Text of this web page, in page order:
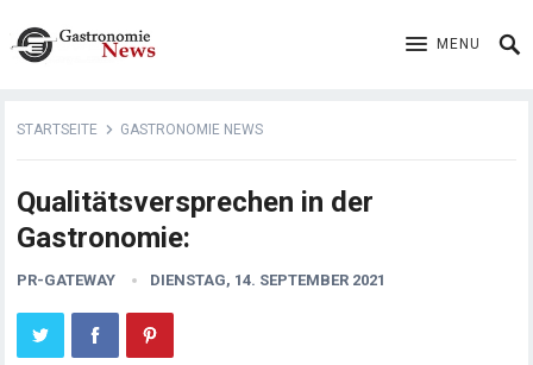
MENU
STARTSEITE GASTRONOMIE NEWS
Qualitätsversprechen in der
Gastronomie:
PR-GATEWAY DIENSTAG, 14. SEPTEMBER 2021